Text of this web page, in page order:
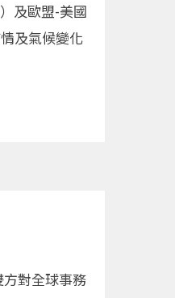
及歐盟-美國
及氣候變化
對全球事務